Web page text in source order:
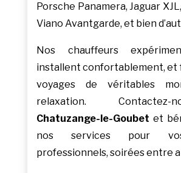
Porsche Panamera, Jaguar
Viano Avantgarde, et bien
Nos chauffeurs
installent confortablement, et
voyages de véritables
relaxation.
Chatuzange-le-Goubet et
nos services pour
professionnels, soirées entre